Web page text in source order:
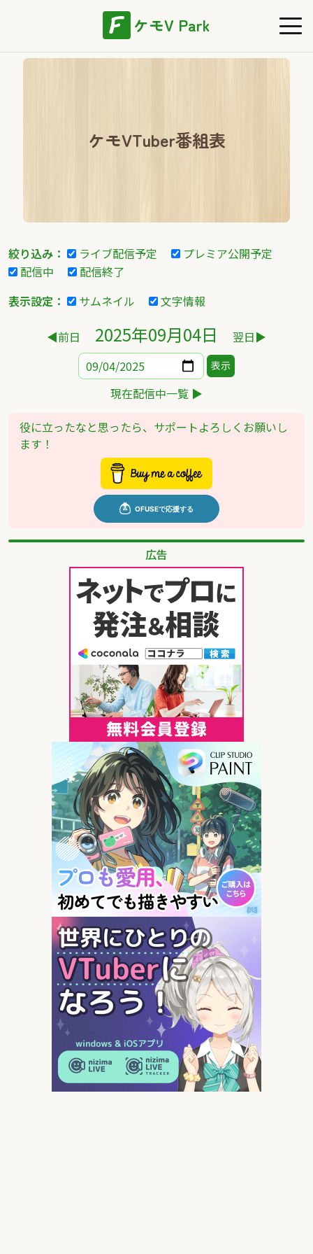
ケモV Park
ケモVTuber番組表
絞り込み： ライブ配信予定
プレミア公開予定
配信中
配信終了
表示設定：
サムネイル 文字情報
◀前日 2025年09月04日 翌日▶
表示
現在配信中一覧 ▶
役に立ったなと思ったら、サポートよろしくお願いし
ます！
広告